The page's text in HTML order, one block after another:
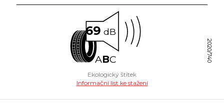
69 dB
ABC 2020/740
Ekologický štítek
Informační list ke stažení